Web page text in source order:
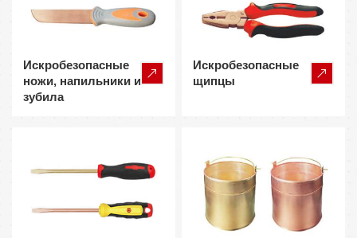
Искробезопасные
ножи, напильники и
зубила
Искробезопасные
щипцы